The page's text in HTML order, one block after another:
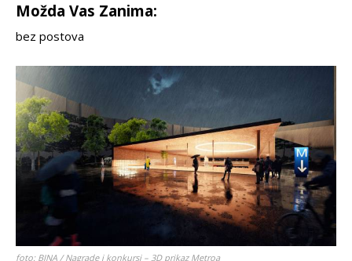
Možda Vas Zanima:
bez postova
foto: BINA / Nagrade i konkursi – 3D prikaz Metroa